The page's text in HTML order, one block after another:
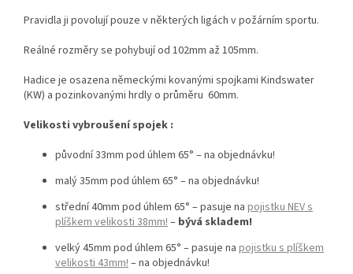
Pravidla ji povolují pouze v některých ligách v požárním sportu.
Reálné rozměry se pohybují od 102mm až 105mm.
Hadice je osazena německými kovanými spojkami Kindswater
(KW) a pozinkovanými hrdly o průměru 60mm.
Velikosti vybroušení spojek :
původní 33mm pod úhlem 65° – na objednávku!
malý 35mm pod úhlem 65° – na objednávku!
střední 40mm pod úhlem 65° –pasuje na pojistku NEV s
plíškem velikosti 38mm!– bývá skladem!
velký 45mm pod úhlem 65° – pasuje na pojistku s plíškem
velikosti 43mm!– na objednávku!